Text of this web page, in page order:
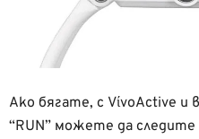
Ако бягате, с VίvoActive
“RUN” можете да следите